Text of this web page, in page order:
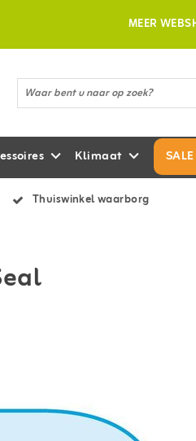
MEER
Klimaat SALE
Thuiswinkel waarborg